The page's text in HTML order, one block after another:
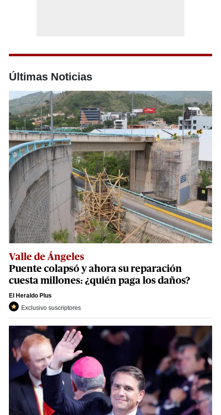
Últimas Noticias
Valle de Ángeles
Puente colapsó y ahora su reparación
cuesta millones: ¿quién paga los daños?
El Heraldo Plus
Exclusivo suscriptores